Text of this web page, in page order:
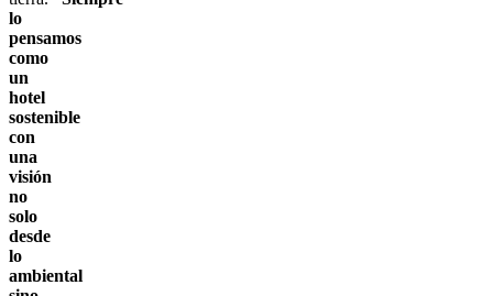
lo
pensamos
como
un
hotel
sostenible
con
una
visión
no
solo
desde
lo
ambiental